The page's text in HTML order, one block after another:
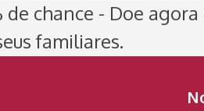
chance - Doe
familiares.